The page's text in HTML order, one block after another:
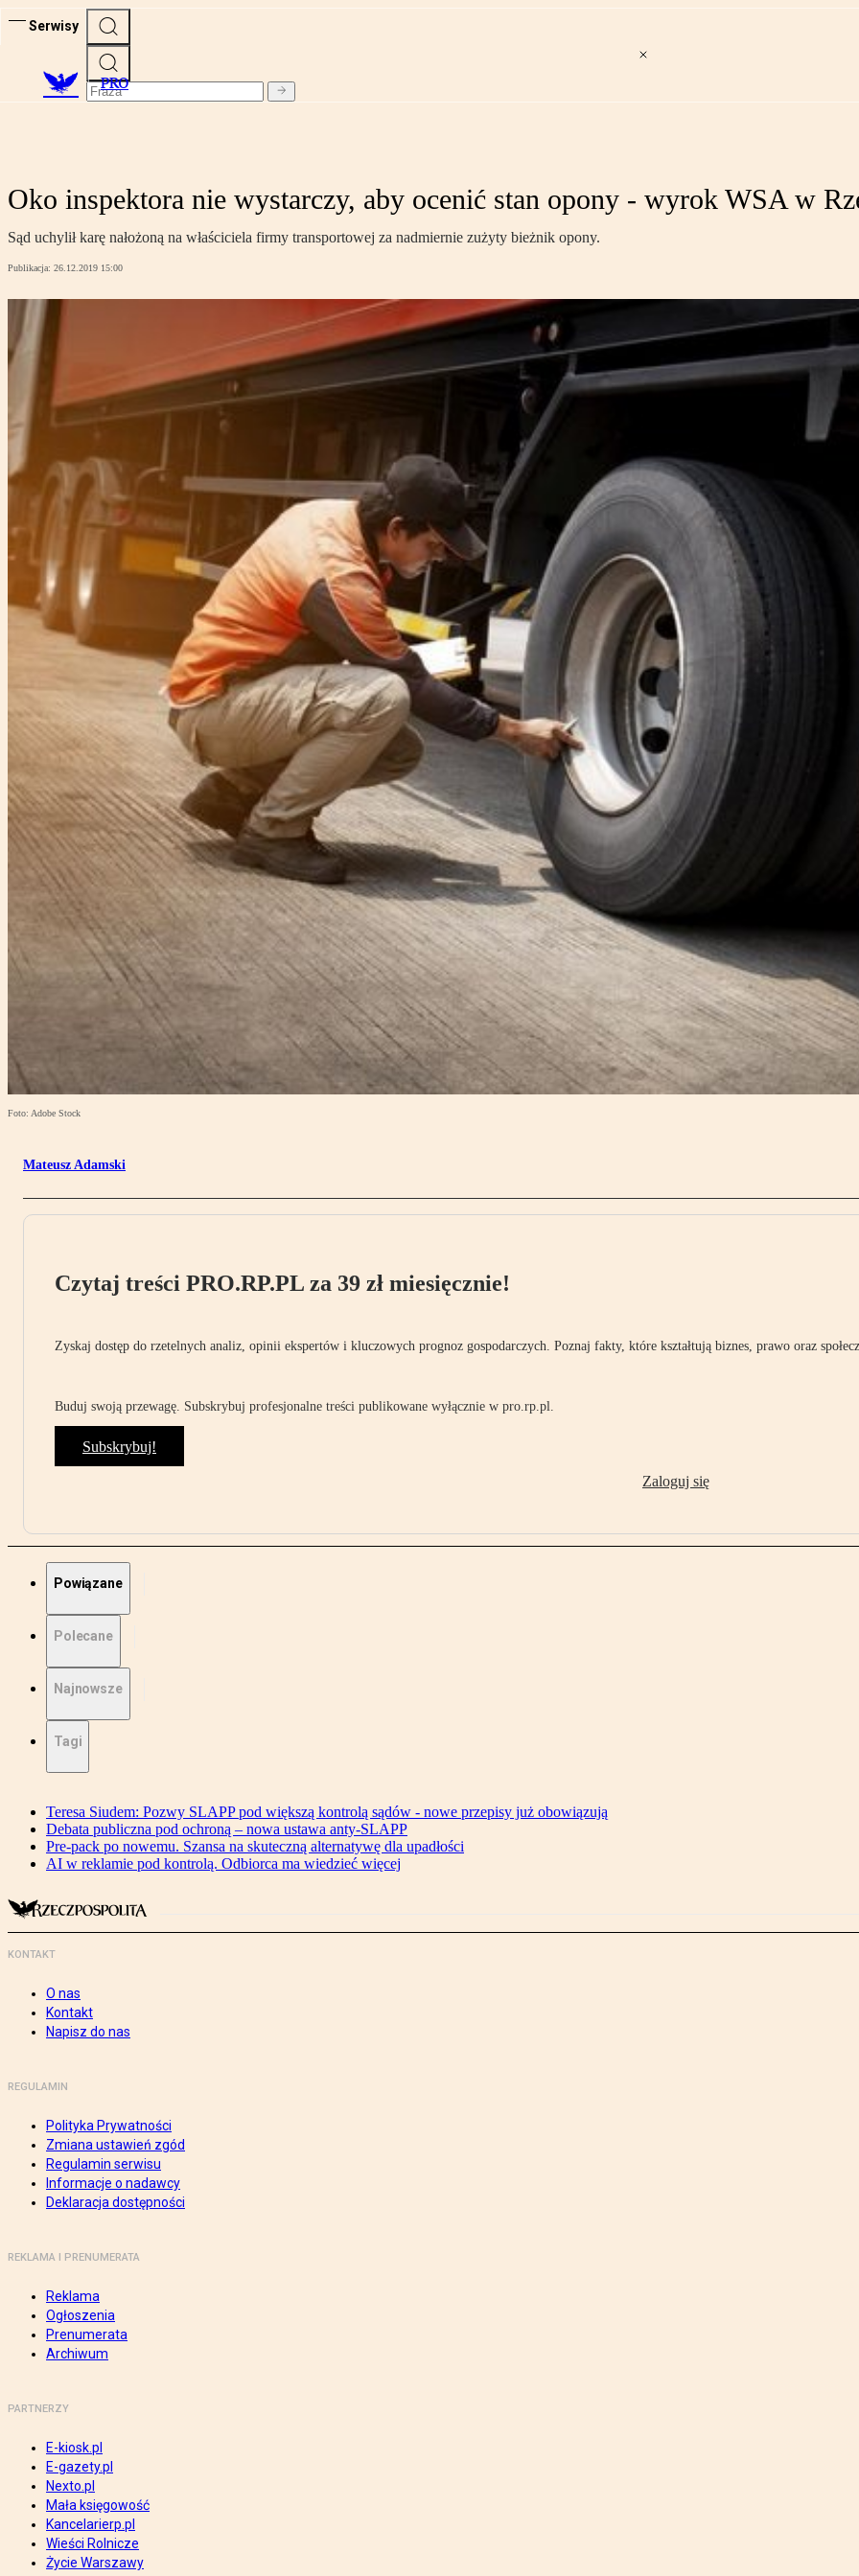
Serwisy
PRO
Oko inspektora nie wystarczy, aby ocenić stan opony - wyrok WSA w
Sąd uchylił karę nałożoną na właściciela firmy transportowej za nadmiernie zużyty bieżnik opony.
Publikacja: 26.12.2019 15:00
Foto: Adobe Stock
Mateusz Adamski
Czytaj treści PRO.RP.PL za 39 zł miesięcznie!
Zyskaj dostęp do rzetelnych analiz, opinii ekspertów i kluczowych prognoz gospodarczych. Poznaj fakty, które kształtują biznes, prawo oraz
Buduj swoją przewagę. Subskrybuj profesjonalne treści publikowane wyłącznie w pro.rp.pl.
Subskrybuj!
Zaloguj się
Powiązane
Polecane
Najnowsze
Tagi
Teresa Siudem: Pozwy SLAPP pod większą kontrolą sądów - nowe przepisy już obowiązują
Debata publiczna pod ochroną – nowa ustawa anty-SLAPP
Pre-pack po nowemu. Szansa na skuteczną alternatywę dla upadłości
AI w reklamie pod kontrolą. Odbiorca ma wiedzieć więcej
KONTAKT
O nas
Kontakt
Napisz do nas
REGULAMIN
Polityka Prywatności
Zmiana ustawień zgód
Regulamin serwisu
Informacje o nadawcy
Deklaracja dostępności
REKLAMA I PRENUMERATA
Reklama
Ogłoszenia
Prenumerata
Archiwum
PARTNERZY
E-kiosk.pl
E-gazety.pl
Nexto.pl
Mała księgowość
Kancelarierp.pl
Wieści Rolnicze
Życie Warszawy